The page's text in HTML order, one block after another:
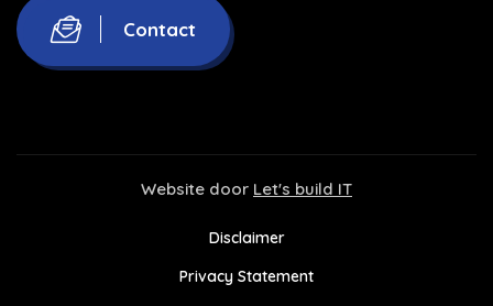
Contact
Website door Let's build IT
Disclaimer
Privacy Statement